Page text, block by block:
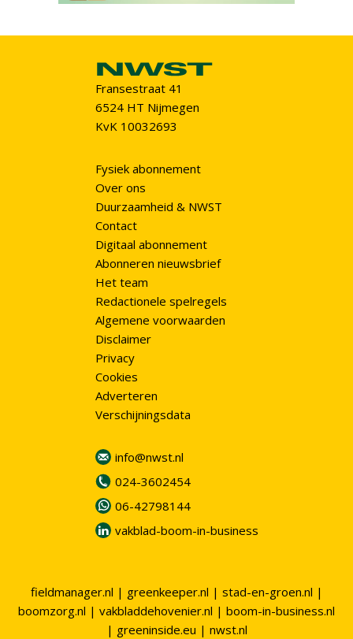
Fransestraat 41
6524 HT Nijmegen
KvK 10032693
Fysiek abonnement
Over ons
Duurzaamheid & NWST
Contact
Digitaal abonnement
Abonneren nieuwsbrief
Het team
Redactionele spelregels
Algemene voorwaarden
Disclaimer
Privacy
Cookies
Adverteren
Verschijningsdata
info@nwst.nl
024-3602454
06-42798144
vakblad-boom-in-business
fieldmanager.nl | greenkeeper.nl | stad-en-groen.nl |
boomzorg.nl | vakbladdehovenier.nl | boom-in-business.nl
| greeninside.eu | nwst.nl